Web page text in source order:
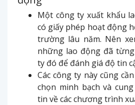
Một công ty xuất khẩu
có giấy phép hoạt động
trường lâu năm. Nên
những lao động đã
ty đó để đánh giá độ tin
Các công ty này cũng
chọn minh bạch và
tin về các chương trình